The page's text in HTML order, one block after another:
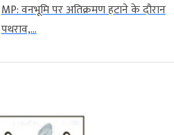
MP: वनभूमि पर अतिक्रमण हटाने के दौरान
पथराव,...